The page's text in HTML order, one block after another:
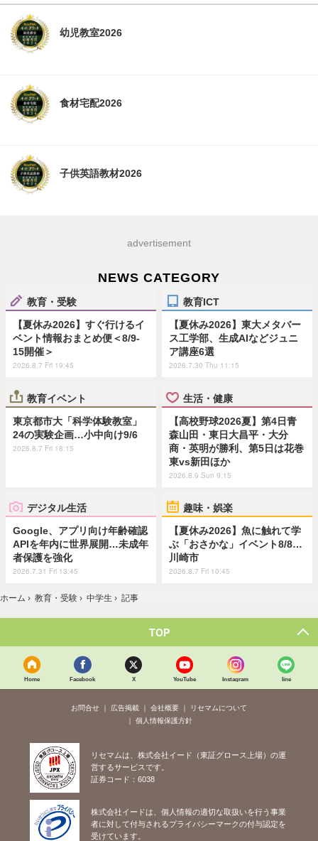
幼児教室2026
食材宅配2026
子供英語教材2026
advertisement
NEWS CATEGORY
教育・受験
【夏休み2026】すぐ行けるイ
ベント情報おまとめ便＜8/9-
15開催＞
2026.8.7 Fri 19:45
教育ICT
【夏休み2026】東大メタバー
ス工学部、生成AIなどジュニ
ア講座6選
2026.7.30 Thu 11:15
教育イベント
東京都市大「科学体験教室」
24の実験企画…小中向け9/6
2026.8.7 Fri 18:15
生活・健康
【高校野球2026夏】第4日青
森山田・東日大昌平・大分
商・英明が勝利、第5日は花巻
東vs新田ほか
2026.8.9 Sun 9:15
デジタル生活
Google、アプリ向け年齢確認
APIを年内に世界展開…未成年
者保護を強化
2026.7.31 Fri 13:45
趣味・娯楽
【夏休み2026】魚に触れて学
ぶ「おさかな」イベント8/8…
川崎市
2026.8.7 Fri 10:45
ホーム › 教育・受験 › 中学生 › 記事
TOP
Home Facebook X YouTube Instagram line
お問合せ 広告掲載 会社概要
リセマムについて
個人情報保護方針
リセマムは、株式会社イード（東証グロース上場）の運
営するサービスです。
証券コード：6038
株式会社イードは、個人情報の適切な取扱いを行う事業
者に対して付与されるプライバシーマークの付与認定を
受けています。